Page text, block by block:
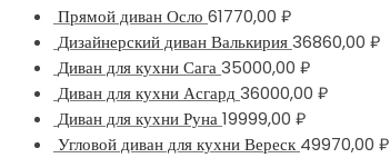
Прямой диван Осло 61770,00 ₽
Дизайнерский диван Валькирия36860,00 ₽
Диван для кухни Сага35000,00 ₽
Диван для кухни Асгард36000,00 ₽
Диван для кухни Руна19999,00 ₽
Угловой диван для кухни Вереск 49970,00 ₽